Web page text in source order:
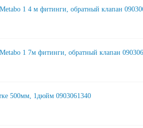
1 4 м фитинги, обратный клапан
1 7м фитинги, обратный клапан
500мм, 1дюйм 0903061340